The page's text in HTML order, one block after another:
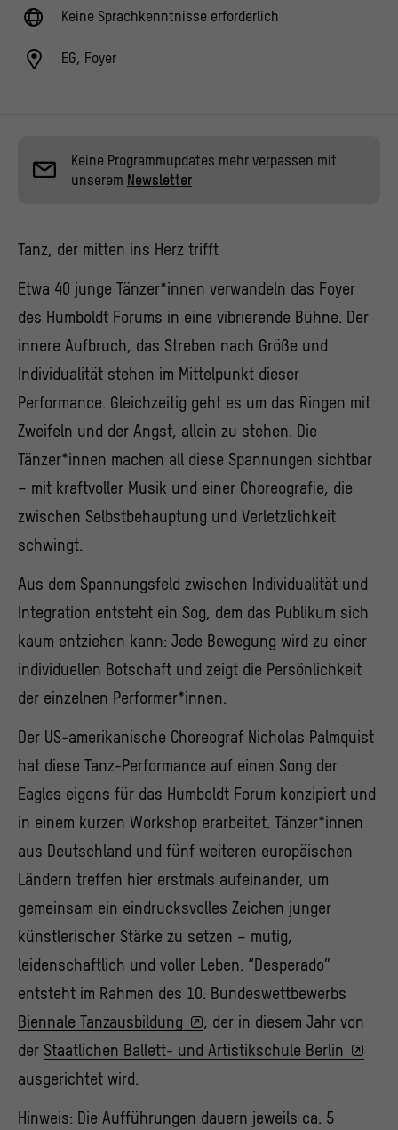
Keine Sprachkenntnisse erforderlich
EG, Foyer
Keine Programmupdates mehr verpassen mit
unserem Newsletter
Tanz, der mitten ins Herz trifft
Etwa 40 junge Tänzer*innen verwandeln das Foyer
des Humboldt Forums in eine vibrierende Bühne. Der
innere Aufbruch, das Streben nach Größe und
Individualität stehen im Mittelpunkt dieser
Performance. Gleichzeitig geht es um das Ringen mit
Zweifeln und der Angst, allein zu stehen. Die
Tänzer*innen machen all diese Spannungen sichtbar
– mit kraftvoller Musik und einer Choreografie, die
zwischen Selbstbehauptung und Verletzlichkeit
schwingt.
Aus dem Spannungsfeld zwischen Individualität und
Integration entsteht ein Sog, dem das Publikum sich
kaum entziehen kann: Jede Bewegung wird zu einer
individuellen Botschaft und zeigt die Persönlichkeit
der einzelnen Performer*innen.
Der US-amerikanische Choreograf Nicholas Palmquist
hat diese Tanz-Performance auf einen Song der
Eagles eigens für das Humboldt Forum konzipiert und
in einem kurzen Workshop erarbeitet. Tänzer*innen
aus Deutschland und fünf weiteren europäischen
Ländern treffen hier erstmals aufeinander, um
gemeinsam ein eindrucksvolles Zeichen junger
künstlerischer Stärke zu setzen – mutig,
leidenschaftlich und voller Leben. “Desperado”
entsteht im Rahmen des 10. Bundeswettbewerbs
Biennale Tanzausbildung
, der in diesem Jahr von
der Staatlichen Ballett- und Artistikschule Berlin
ausgerichtet wird.
Hinweis: Die Aufführungen dauern jeweils ca. 5